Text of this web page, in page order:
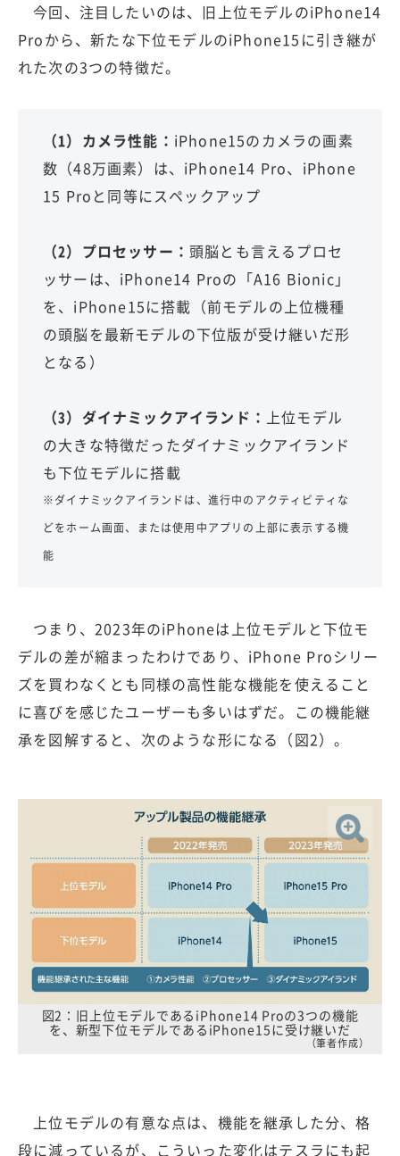
今回、注目したいのは、旧上位モデルのiPhone14
Proから、新たな下位モデルのiPhone15に引き継が
れた次の3つの特徴だ。
（1）カメラ性能： iPhone15のカメラの画素
数（48万画素）は、iPhone14 Pro、iPhone
15 Proと同等にスペックアップ
（2）プロセッサー： 頭脳とも言えるプロセ
ッサーは、iPhone14 Proの「A16 Bionic」
を、iPhone15に搭載（前モデルの上位機種
の頭脳を最新モデルの下位版が受け継いだ形
となる）
（3）ダイナミックアイランド： 上位モデル
の大きな特徴だったダイナミックアイランド
も下位モデルに搭載
※ダイナミックアイランドは、進行中のアクティビティな
どをホーム画面、または使用中アプリの上部に表示する機
能
つまり、2023年のiPhoneは上位モデルと下位モ
デルの差が縮まったわけであり、iPhone Proシリー
ズを買わなくとも同様の高性能な機能を使えること
に喜びを感じたユーザーも多いはずだ。この機能継
承を図解すると、次のような形になる（図2）。
図2：旧上位モデルであるiPhone14 Proの3つの機能
を、新型下位モデルであるiPhone15に受け継いだ
（筆者作成）
上位モデルの有意な点は、機能を継承した分、格
段に減っているが、こういった変化はテスラにも起